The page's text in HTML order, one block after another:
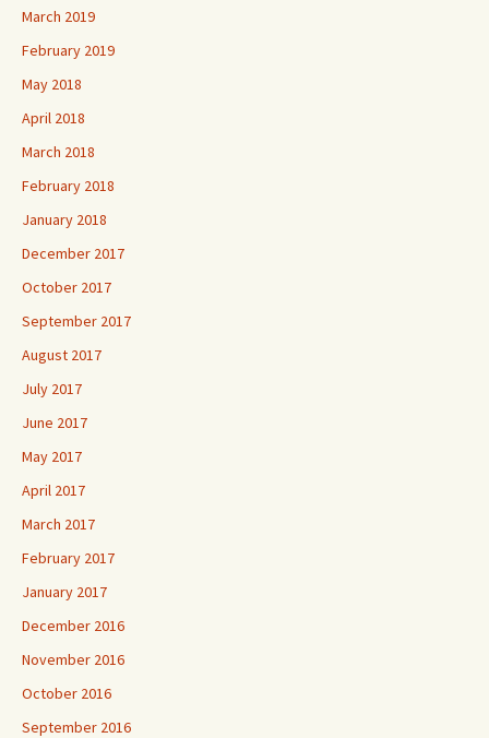
March 2019
February 2019
May 2018
April 2018
March 2018
February 2018
January 2018
December 2017
October 2017
September 2017
August 2017
July 2017
June 2017
May 2017
April 2017
March 2017
February 2017
January 2017
December 2016
November 2016
October 2016
September 2016